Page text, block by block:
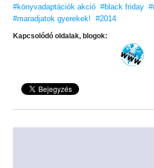
#könyvadaptációk akció #black friday
#maradjatok gyerekek!
#2014
Kapcsolódó oldalak, blogok: